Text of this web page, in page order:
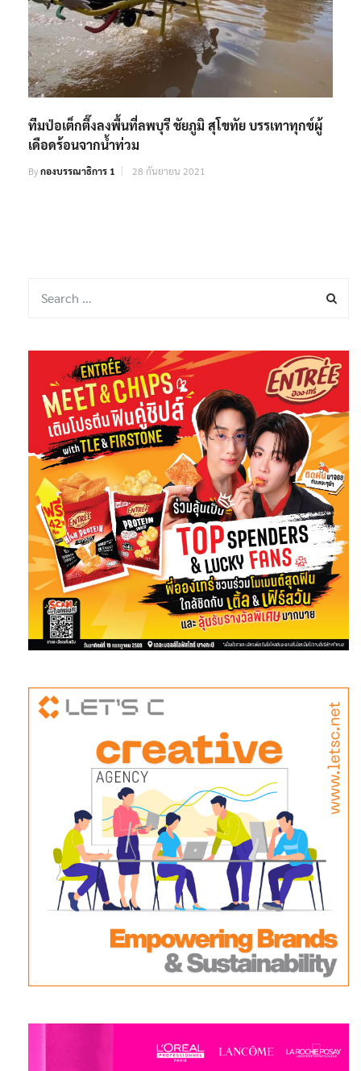
ทีมป่อเต็กตึ๊งลงพื้นที่ลพบุรี ชัยภูมิ สุโขทัย บรรเทาทุกข์ผู้
เดือดร้อนจากน้ำท่วม
Byกองบรรณาธิการ 1 28 กันยายน 2021